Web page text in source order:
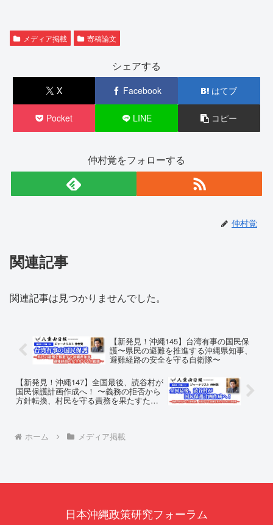
メディア掲載 寄稿論文
シェアする
X Facebook はてブ
Pocket LINE コピー
仲村覚をフォローする
仲村覚
関連記事
関連記事は見つかりませんでした。
【新発見！沖縄145】台湾有事の国民保
護〜県民の避難を推進する沖縄県知事、
避難経路の安全を守る自衛隊〜
【新発見！沖縄147】全国最後、読谷村が
国民保護計画作成へ！ 〜義務の拒否から
方針転換、村民を守る責務を果たすため
ホーム メディア掲載
日本沖縄政策研究フォーラム